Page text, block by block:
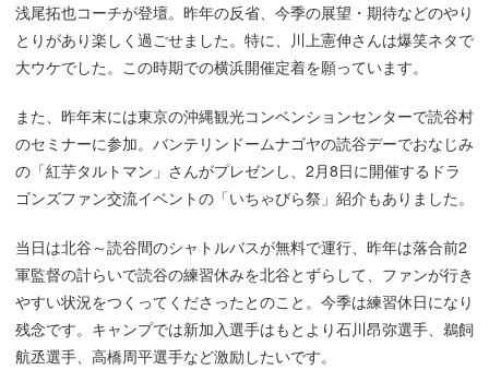
浅尾拓也コーチが登壇。昨年の反省、今季の展望・期待などのやり
とりがあり楽しく過ごせました。特に、川上憲伸さんは爆笑ネタで
大ウケでした。この時期での横浜開催定着を願っています。
また、昨年末には東京の沖縄観光コンベンションセンターで読谷村
のセミナーに参加。バンテリンドームナゴヤの読谷デーでおなじみ
の「紅芋タルトマン」さんがプレゼンし、2月8日に開催するドラ
ゴンズファン交流イベントの「いちゃびら祭」紹介もありました。
当日は北谷～読谷間のシャトルバスが無料で運行、昨年は落合前2
軍監督の計らいで読谷の練習休みを北谷とずらして、ファンが行き
やすい状況をつくってくださったとのこと。今季は練習休日になり
残念です。キャンプでは新加入選手はもとより石川昂弥選手、鵜飼
航丞選手、高橋周平選手など激励したいです。